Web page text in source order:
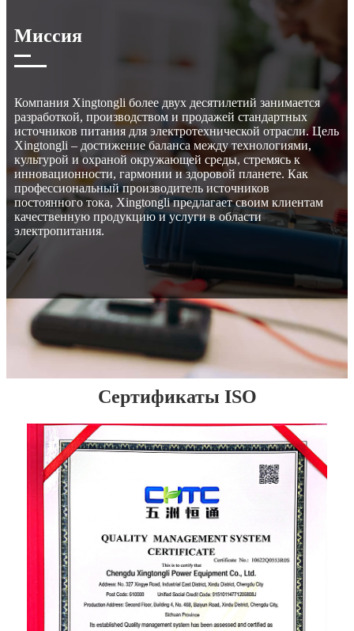
Миссия
Компания Xingtongli более двух десятилетий занимается
разработкой, производством и продажей стандартных
источников питания для электротехнической отрасли. Цель
Xingtongli – достижение баланса между технологиями,
культурой и охраной окружающей среды, стремясь к
инновационности, гармонии и здоровой планете. Как
профессиональный производитель источников
постоянного тока, Xingtongli предлагает своим клиентам
качественную продукцию и услуги в области
электропитания.
Сертификаты ISO